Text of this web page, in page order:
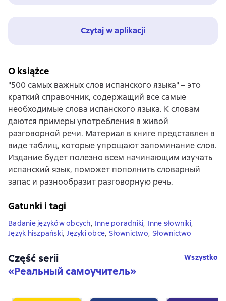
Czytaj w aplikacji
O książce
"500 самых важных слов испанского языка" – это
краткий справочник, содержащий все самые
необходимые слова испанского языка. К словам
даются примеры употребления в живой
разговорной речи. Материал в книге представлен в
виде таблиц, которые упрощают запоминание слов.
Издание будет полезно всем начинающим изучать
испанский язык, поможет пополнить словарный
запас и разнообразит разговорную речь.
Gatunki i tagi
Badanie języków obcych, Inne poradniki, Inne słowniki,
Język hiszpański, Języki obce, Słownictwo, Słownictwo
Część serii
«Реальный самоучитель»
Wszystko